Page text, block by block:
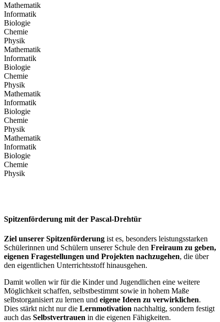
Mathematik
Informatik
Biologie
Chemie
Physik
Mathematik
Informatik
Biologie
Chemie
Physik
Mathematik
Informatik
Biologie
Chemie
Physik
Mathematik
Informatik
Biologie
Chemie
Physik
Spitzenförderung mit der Pascal-Drehtür
Ziel unserer Spitzenförderung ist es, besonders leistungsstarken
Schülerinnen und Schülern unserer Schule den Freiraum zu geben,
eigenen Fragestellungen und Projekten nachzugehen, die über
den eigentlichen Unterrichtsstoff hinausgehen.
Damit wollen wir für die Kinder und Jugendlichen eine weitere
Möglichkeit schaffen, selbstbestimmt sowie in hohem Maße
selbstorganisiert zu lernen und eigene Ideen zu verwirklichen.
Dies stärkt nicht nur die Lernmotivation nachhaltig, sondern festigt
auch das Selbstvertrauen in die eigenen Fähigkeiten.